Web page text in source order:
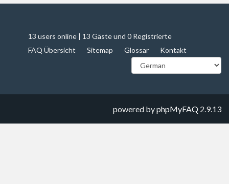
13 users online | 13 Gäste und 0 Registrierte
FAQ Übersicht
Sitemap Glossar Kontakt
powered byphpMyFAQ 2.9.13